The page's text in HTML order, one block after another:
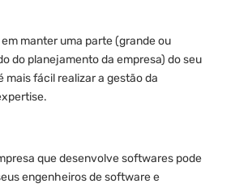
manter uma parte (grande ou
do planejamento da empresa) do seu
mais fácil realizar a gestão da
que desenvolve softwares pode
engenheiros de software e